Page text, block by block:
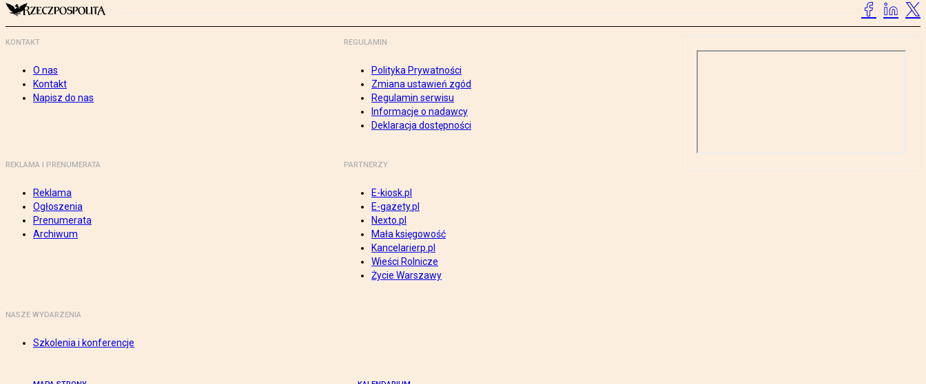
KONTAKT
O nas
Kontakt
Napisz do nas
REGULAMIN
Polityka Prywatności
Zmiana ustawień zgód
Regulamin serwisu
Informacje o nadawcy
Deklaracja dostępności
REKLAMA I PRENUMERATA
Reklama
Ogłoszenia
Prenumerata
Archiwum
PARTNERZY
E-kiosk.pl
E-gazety.pl
Nexto.pl
Mała księgowość
Kancelarierp.pl
Wieści Rolnicze
Życie Warszawy
NASZE WYDARZENIA
Szkolenia i konferencje